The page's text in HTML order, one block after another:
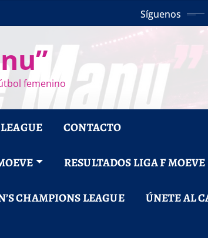
Síguenos
femenino
CONTACTO
RESULTADOS LIGA F MOEVE
CHAMPIONS LEAGUE ÚNETE AL